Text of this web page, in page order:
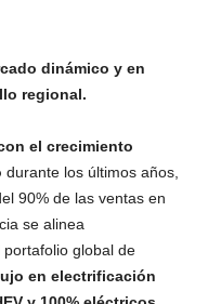
dinámico y en
regional.
el crecimiento
durante los últimos años,
90% de las ventas en
se alinea
global de
en electrificación